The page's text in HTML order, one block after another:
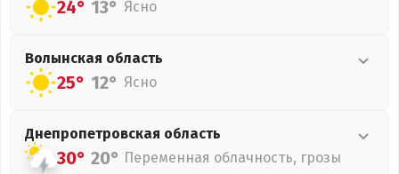
24° 13° Ясно
Волынская область
25° 12° Ясно
Днепропетровская область
30° 20° Переменная облачность, грозы